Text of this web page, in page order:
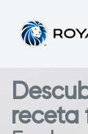
receta